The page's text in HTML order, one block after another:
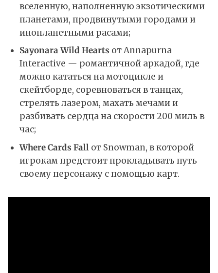
вселенную, наполненную экзотическими
планетами, продвинутыми городами и
инопланетными расами;
Sayonara Wild Hearts от Annapurna
Interactive — романтичной аркадой, где
можно кататься на мотоцикле и
скейтборде, соревноваться в танцах,
стрелять лазером, махать мечами и
разбивать сердца на скорости 200 миль в
час;
Where Cards Fallот Snowman, в которой
игрокам предстоит прокладывать путь
своему персонажу с помощью карт.